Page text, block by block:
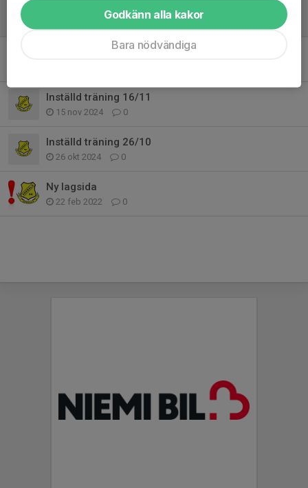
Försäsongsträningen startar måndag 10/3
0
Kommande träningsmatcher
Inställd träning 16/11
15 nov 2024 0
Inställd träning 26/10
26 okt 2024 0
Ny lagsida
22 feb 2022 0
Godkänn alla kakor
Bara nödvändiga